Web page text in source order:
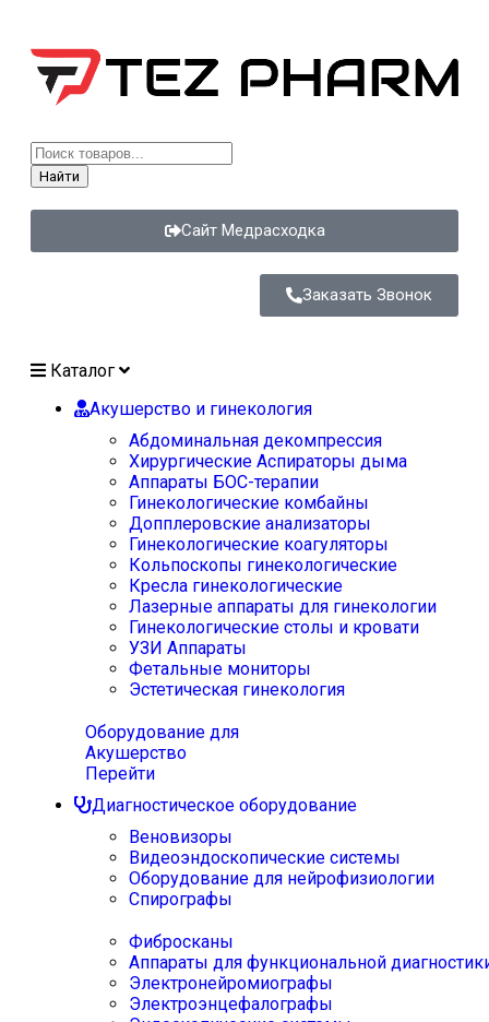
Найти
Сайт Медрасходка
Заказать Звонок
Каталог
Акушерство и гинекология
Абдоминальная декомпрессия
Хирургические Аспираторы дыма
Аппараты БОС-терапии
Гинекологические комбайны
Допплеровские анализаторы
Гинекологические коагуляторы
Кольпоскопы гинекологические
Кресла гинекологические
Лазерные аппараты для гинекологии
Гинекологические столы и кровати
УЗИ Аппараты
Фетальные мониторы
Эстетическая гинекология
Оборудование для
Акушерство
Перейти
Диагностическое оборудование
Веновизоры
Видеоэндоскопические системы
Оборудование для нейрофизиологии
Спирографы
Фибросканы
Аппараты для функциональной
Электронейромиографы
Электроэнцефалографы